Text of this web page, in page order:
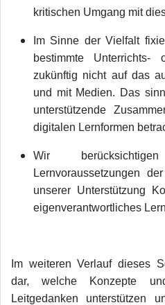
kritischen Umgang mit
Im Sinne der Vielfalt
bestimmte
zukünftig nicht auf das
und mit Medien. Das
unterstützende
digitalen Lernformen
Wir
Lernvoraussetzungen
unserer Unterstützung
eigenverantwortliches
Im weiteren Verlauf dieses
dar, welche Konzepte
Leitgedanken unterstützen